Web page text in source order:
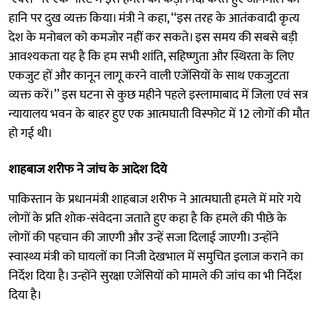
हानि पर दुख व्यक्त किया। मंत्री ने कहा, ‘‘इस तरह के आतंकवादी कृत्य
देश के मनोबल को कमजोर नहीं कर सकते। इस समय की सबसे बड़ी
आवश्यकता यह है कि हम सभी शांति, सहिष्णुता और स्थिरता के लिए
एकजुट हों और कानून लागू करने वाली एजेंसियों के साथ एकजुटता
व्यक्त करें।’’ इस घटना से कुछ महीने पहले इस्लामाबाद में जिला एवं सत्र
न्यायालय भवन के बाहर हुए एक आत्मघाती विस्फोट में 12 लोगों की मौत
हो गई थी।
शाहबाज शरीफ ने जांच के आदेश दिये
पाकिस्तान के प्रधानमंत्री शाहबाज शरीफ ने आत्मघाती हमले में मारे गये
लोगों के प्रति शोक-संवेदना जताते हुए कहा है कि हमले की पीछे के
लोगों की पहचान की जाएगी और उन्हें सजा दिलाई जाएगी। उन्होंने
स्वास्थ्य मंत्री को घायलों का निजी देखभाल में समुचित इलाज कराने का
निर्देश दिया है। उन्होंने सुरक्षा एजेंसियों को मामले की जांच का भी निर्देश
दिया है।